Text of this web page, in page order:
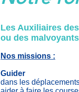
Les Auxiliaires
ou des
Nos missions :
Guider
dans les